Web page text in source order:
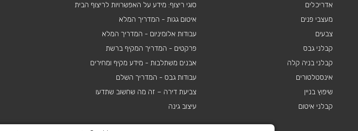
אדריכלים
מעצבי פנים
צבעים
קבלני גבס
קבלני בניה קלה
אינסטלטורים
שיפוץ בניין
קבלני איטום
סוגי ריצוף: מידע על האפשרויות לריצוף הבית
איטום גגות - המדריך המלא
עבודות אלומיניום - המדריך המלא
פרקטים - המדריך המקיף ברשת
אבנים משתלבות - מידע מקיף ומחירים
עבודות גבס - המדריך השלם
צביעת דירה – זה מה שחשוב שתדעו
עיצוב גינה